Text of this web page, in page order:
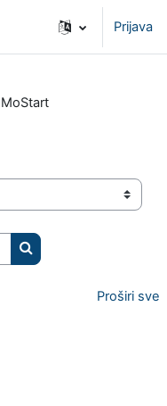
Prijava
MoStart
Pretraži e-kolegije
Proširi sve